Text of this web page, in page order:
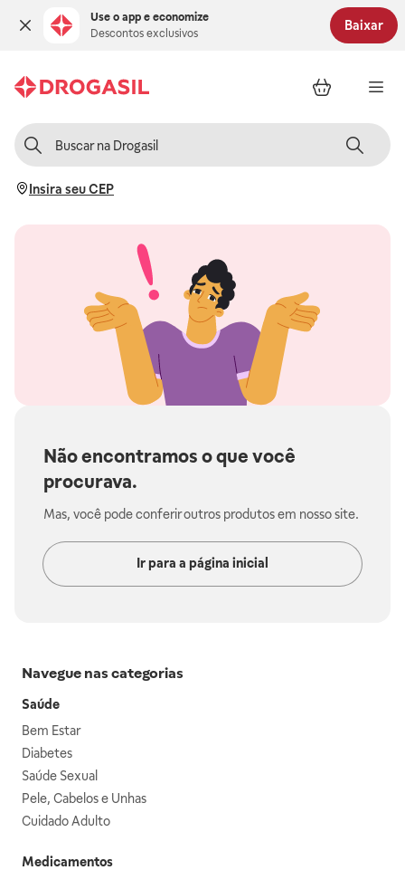
Use o app e economize
Descontos exclusivos
Baixar
Insira seu CEP
Não encontramos o que você
procurava.
Mas, você pode conferir outros produtos em nosso site.
Ir para a página inicial
Navegue nas categorias
Saúde
Bem Estar
Diabetes
Saúde Sexual
Pele, Cabelos e Unhas
Cuidado Adulto
Medicamentos